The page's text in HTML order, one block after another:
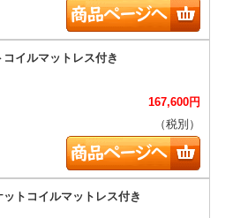
167,600円
（税別）